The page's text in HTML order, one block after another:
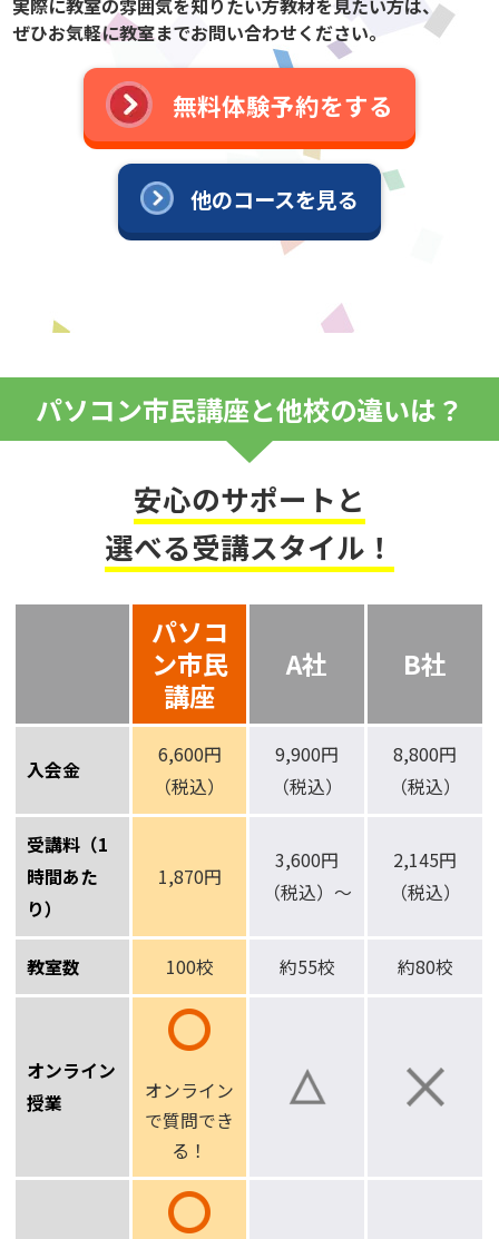
実際に教室の雰囲気を知りたい方教材を見たい方は、
ぜひお気軽に教室までお問い合わせください。
無料体験予約をする
他のコースを見る
パソコン市民講座と他校の違いは？
安心のサポートと
選べる受講スタイル！
パソコ
ン市民
講座
A社 B社
入会金
6,600円
（税込）
9,900円
（税込）
8,800円
（税込）
受講料（1
時間あた
り）
1,870円
3,600円
（税込）～
2,145円
（税込）
教室数 100校 約55校 約80校
オンライン
授業
オンライン
で質問でき
る！